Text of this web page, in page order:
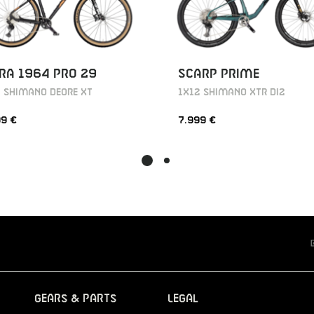
1964 PRO 29
SHIMANO DEORE XT
€
SCARP PRIME
1X12 SHIMANO XTR DI2
7.999 €
Gears & Parts Legal